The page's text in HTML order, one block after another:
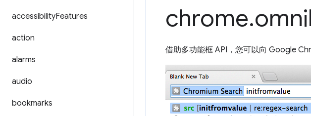
accessibilityFeatures
action
alarms
audio
bookmarks
chrome.
借助多功能框 API，您可以向 Google